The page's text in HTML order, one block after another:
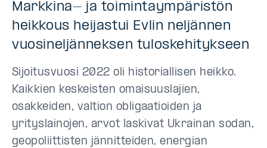
Markkina- ja toimintaympäristön
heikkous heijastui Evlin neljännen
vuosineljänneksen tuloskehitykseen
Sijoitusvuosi 2022 oli historiallisen heikko.
Kaikkien keskeisten omaisuuslajien,
osakkeiden, valtion obligaatioiden ja
yrityslainojen, arvot laskivat Ukrainan sodan,
geopoliittisten jännitteiden, energian